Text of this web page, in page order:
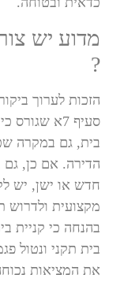
מדוע יש
?
הזכות לערוך
סעיף 7א
בית, גם במקרה
הדירה. אם כן,
חדש או ישן, יש
מקצועית ולדרוש
בהנחה כי קניית
בית תקני ונטול
את המציאות